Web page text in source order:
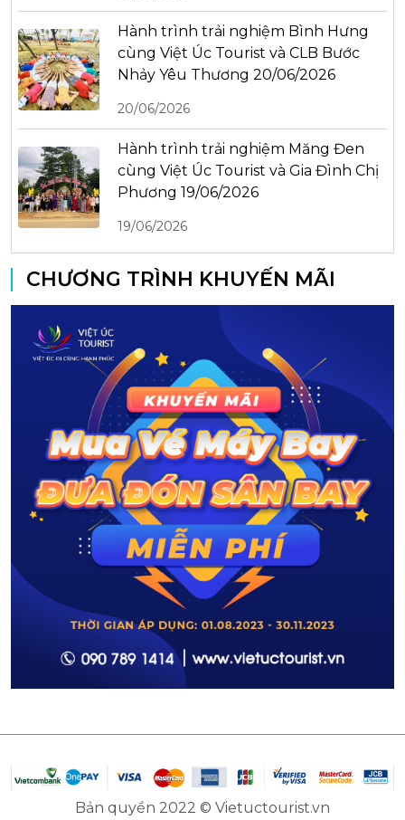
Hành trình trải nghiệm Bình Hưng
cùng Việt Úc Tourist và CLB Bước
Nhảy Yêu Thương 20/06/2026
20/06/2026
Hành trình trải nghiệm Măng Đen
cùng Việt Úc Tourist và Gia Đình Chị
Phương 19/06/2026
19/06/2026
CHƯƠNG TRÌNH KHUYẾN MÃI
Bản quyền 2022 © Vietuctourist.vn